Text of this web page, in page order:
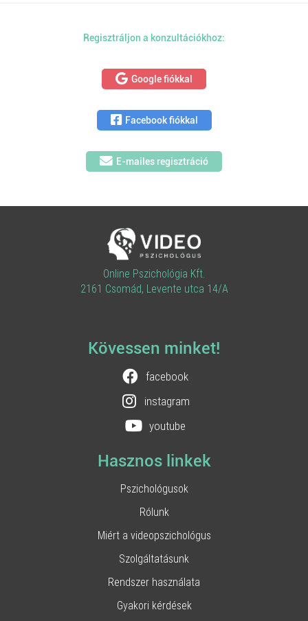
Regisztráljon a konzultációkhoz:
Google fiókkal
Facebook fiókkal
E-mailes regisztráció
Online Pszichológia Kft.
2161 Csomád, Levente utca 14/A
Kövessen minket!
facebook
instagram
youtube
Hasznos linkek
Pszichológusok
Rólunk
Miért a videopszichológus
Szolgáltatásunk
Rendszer használata
Gyakori kérdések